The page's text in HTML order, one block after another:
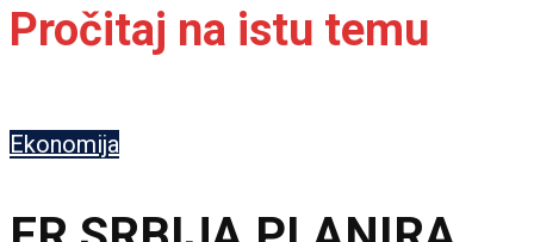
Pročitaj na istu temu
Ekonomija